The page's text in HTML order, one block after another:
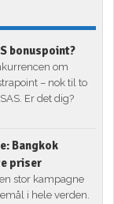
bonuspoint?
om
– nok til to
Er det dig?
Bangkok
priser
stor kampagne
i hele verden.